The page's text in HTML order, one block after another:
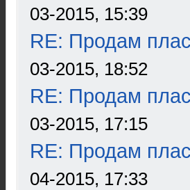
03-2015, 15:39
RE: Продам
03-2015, 18:52
RE: Продам
03-2015, 17:15
RE: Продам
04-2015, 17:33